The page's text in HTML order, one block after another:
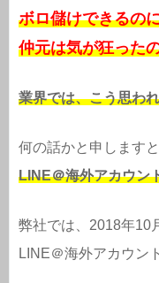
ボロ儲けできるの
仲元は気が狂った
業界では、こう思わ
何の話かと申しますと
LINE＠海外アカウン
弊社では、2018年10
LINE＠海外アカウン